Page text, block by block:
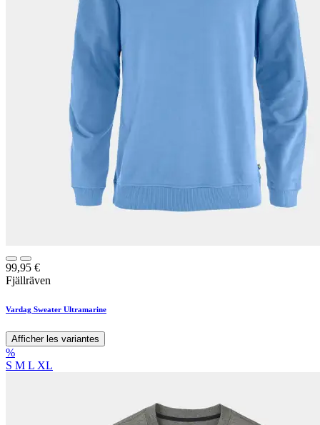
99,95 €
Fjällräven
Vardag Sweater Ultramarine
Afficher les variantes
%
S M L XL